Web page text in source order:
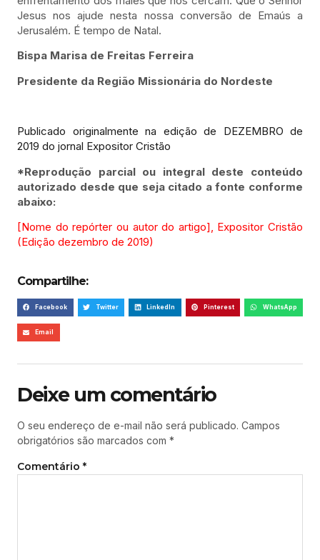
Jesus nos ajude nesta nossa conversão de Emaús a
Jerusalém. É tempo de Natal.
Bispa Marisa de Freitas Ferreira
Presidente da Região Missionária do Nordeste
Publicado originalmente na edição de DEZEMBRO de
2019 do jornal Expositor Cristão
*Reprodução parcial ou integral deste conteúdo
autorizado desde que seja citado a fonte conforme
abaixo:
[Nome do repórter ou autor do artigo], Expositor Cristão
(Edição dezembro de 2019)
Compartilhe:
Facebook Twitter LinkedIn Pinterest WhatsApp
Email
Deixe um comentário
O seu endereço de e-mail não será publicado. Campos
obrigatórios são marcados com *
Comentário *